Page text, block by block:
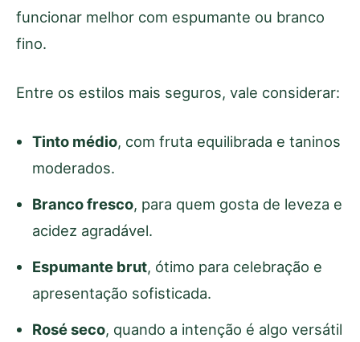
funcionar melhor com espumante ou branco
fino.
Entre os estilos mais seguros, vale considerar:
Tinto médio, com fruta equilibrada e taninos
moderados.
Branco fresco, para quem gosta de leveza e
acidez agradável.
Espumante brut, ótimo para celebração e
apresentação sofisticada.
Rosé seco, quando a intenção é algo versátil